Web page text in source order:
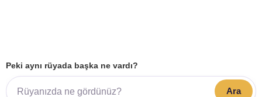
Peki aynı rüyada başka ne vardı?
Ara